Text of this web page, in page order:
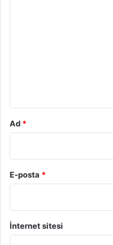
Ad *
E-posta *
İnternet sitesi